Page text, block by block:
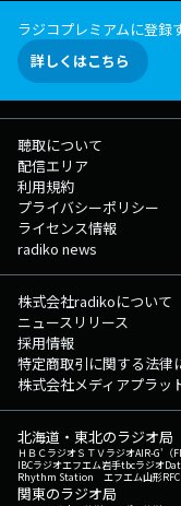
ラジコプレミアムに登録
詳しくはこちら
聴取について
配信エリア
利用規約
プライバシーポリシー
ライセンス情報
radiko news
株式会社radikoについて
ニュースリリース
採用情報
特定商取引に関する法律
株式会社メディアプラッ
北海道・東北のラジオ局
ＨＢＣラジオＳＴＶラジオAIR-G'（
IBCラジオエフエム岩手tbcラジオ
Rhythm Station エフエム山形
関東のラジオ局